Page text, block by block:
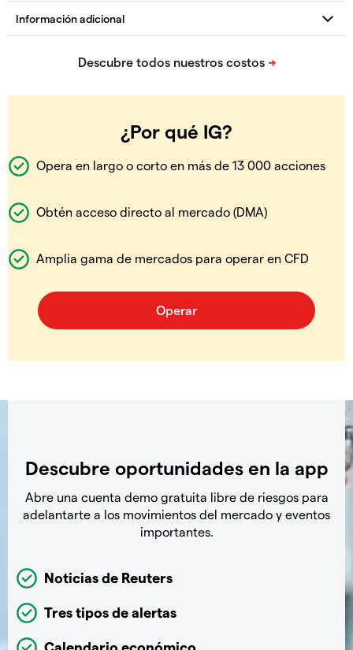
¿Por qué IG?
Opera en largo o corto en más de 13 000 acciones
Obtén acceso directo al mercado (DMA)
Amplia gama de mercados para operar en CFD
Descubre oportunidades en la app
Abre una cuenta demo gratuita libre de riesgos para
adelantarte a los movimientos del mercado y eventos
importantes.
Noticias de Reuters
Tres tipos de alertas
Calendario económico